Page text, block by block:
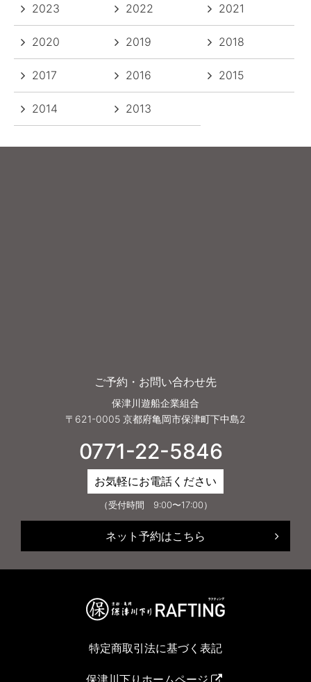
2023 2022 2021
2020 2019 2018
2017 2016 2015
2014 2013
ご予約・お問い合わせ先
保津川遊船企業組合
〒621-0005 京都府亀岡市保津町下中島2
0771-22-5846
お気軽にお電話ください
（受付時間 9:00〜17:00）
ネット予約はこちら
特定商取引法に基づく表記
保津川下りホームページ